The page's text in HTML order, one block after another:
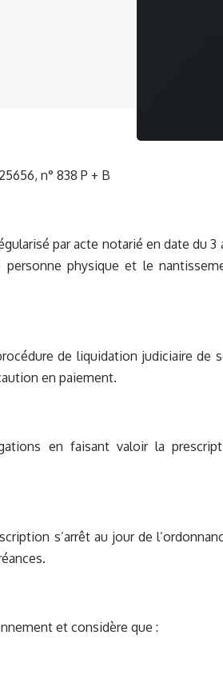
n° 838 P + B
par acte notarié en date du 3
physique et le
de liquidation judiciaire de
en paiement.
en faisant valoir la
s’arrêt au jour de
et considère que :